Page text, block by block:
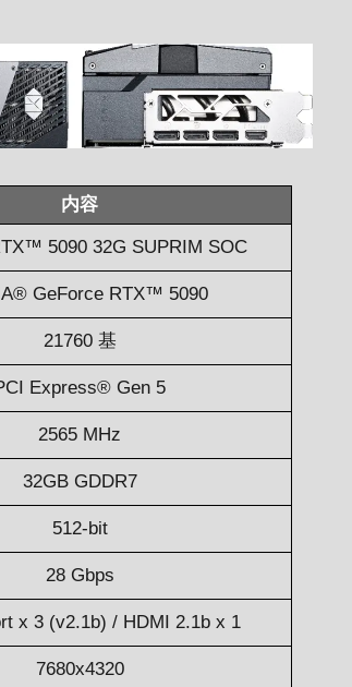
内容
5090 32G SUPRIM SOC
GeForce RTX™ 5090
21760 基
Express® Gen 5
2565 MHz
32GB GDDR7
512-bit
28 Gbps
x 3 (v2.1b) / HDMI 2.1b x 1
7680x4320